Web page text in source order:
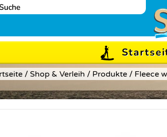
/ Shop & Verleih / Produkte / Fleece